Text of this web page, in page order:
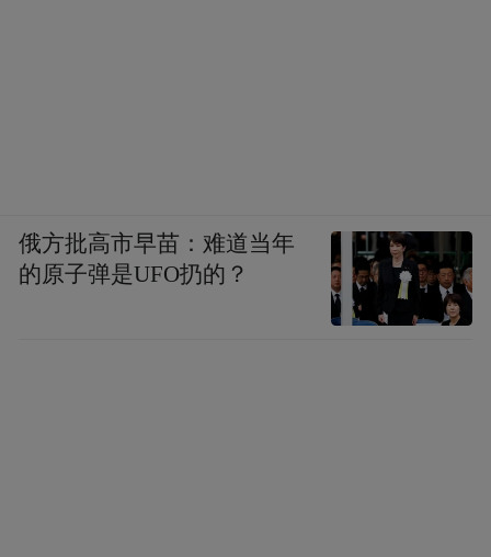
俄方批高市早苗：难道当年
的原子弹是UFO扔的？